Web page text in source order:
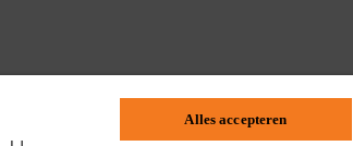
STIHL FAQ
Productregistratie
Alles accepteren